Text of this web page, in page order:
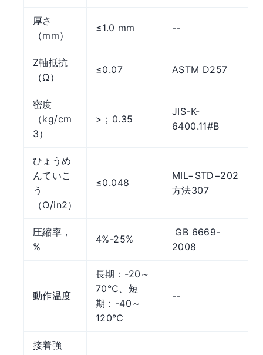
厚さ
（mm）
≤1.0 mm --
Z軸抵抗
（Ω）
≤0.07 ASTM D257
密度
（kg/cm
3）
>；0.35
JIS-K-
6400.11#B
ひょうめ
んていこ
う
（Ω/in2）
≤0.048
MIL−STD−202
方法307
圧縮率，
%
4%-25%
GB 6669-
2008
動作温度
長期：-20～
70℃、短
期：-40～
120℃
--
接着強